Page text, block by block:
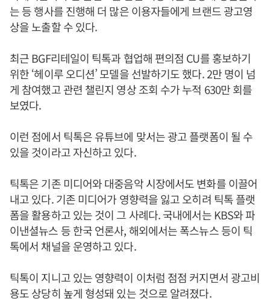
는 등 행사를 진행해 더 많은 이용자들에게 브랜드 광고영
상을 노출할 수 있다.
최근 BGF리테일이 틱톡과 협업해 편의점 CU를 홍보하기
위한 ‘헤이루 오디션’ 모델을 선발하기도 했다. 2만 명이 넘
게 참여했고 관련 챌린지 영상 조회 수가 누적 630만 회를
보였다.
이런 점에서 틱톡은 유튜브에 맞서는 광고 플랫폼이 될 수
있을 것이라고 자신하고 있다.
틱톡은 기존 미디어와 대중음악 시장에서도 변화를 이끌어
내고 있다. 기존 미디어가 영향력을 잃고 오히려 틱톡 플랫
폼을 활용하고 있는 것이 그 사례다. 국내에서는 KBS와 파
이낸셜뉴스 등 한국 언론사, 해외에서는 폭스뉴스 등이 틱
톡에서 채널을 운영하고 있다.
틱톡이 지니고 있는 영향력이 이처럼 점점 커지면서 광고비
용도 상당히 높게 형성돼 있는 것으로 알려졌다.